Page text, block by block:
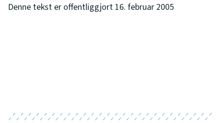
Denne tekst er offentliggjort 16. februar 2005